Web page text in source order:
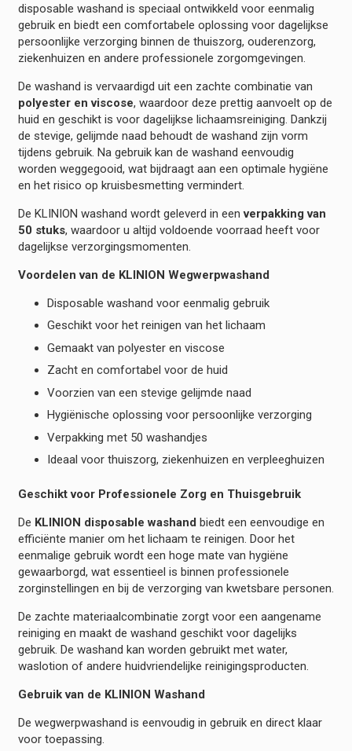
disposable washand is speciaal ontwikkeld voor eenmalig
gebruik en biedt een comfortabele oplossing voor dagelijkse
persoonlijke verzorging binnen de thuiszorg, ouderenzorg,
ziekenhuizen en andere professionele zorgomgevingen.
De washand is vervaardigd uit een zachte combinatie van
polyester en viscose, waardoor deze prettig aanvoelt op de
huid en geschikt is voor dagelijkse lichaamsreiniging. Dankzij
de stevige, gelijmde naad behoudt de washand zijn vorm
tijdens gebruik. Na gebruik kan de washand eenvoudig
worden weggegooid, wat bijdraagt aan een optimale hygiëne
en het risico op kruisbesmetting vermindert.
De KLINION washand wordt geleverd in eenverpakking van
50 stuks, waardoor u altijd voldoende voorraad heeft voor
dagelijkse verzorgingsmomenten.
Voordelen van de KLINION Wegwerpwashand
Disposable washand voor eenmalig gebruik
Geschikt voor het reinigen van het lichaam
Gemaakt van polyester en viscose
Zacht en comfortabel voor de huid
Voorzien van een stevige gelijmde naad
Hygiënische oplossing voor persoonlijke verzorging
Verpakking met 50 washandjes
Ideaal voor thuiszorg, ziekenhuizen en verpleeghuizen
Geschikt voor Professionele Zorg en Thuisgebruik
De KLINION disposable washand biedt een eenvoudige en
efficiënte manier om het lichaam te reinigen. Door het
eenmalige gebruik wordt een hoge mate van hygiëne
gewaarborgd, wat essentieel is binnen professionele
zorginstellingen en bij de verzorging van kwetsbare personen.
De zachte materiaalcombinatie zorgt voor een aangename
reiniging en maakt de washand geschikt voor dagelijks
gebruik. De washand kan worden gebruikt met water,
waslotion of andere huidvriendelijke reinigingsproducten.
Gebruik van de KLINION Washand
De wegwerpwashand is eenvoudig in gebruik en direct klaar
voor toepassing.